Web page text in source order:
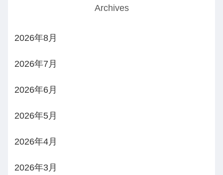
Archives
2026年8月
2026年7月
2026年6月
2026年5月
2026年4月
2026年3月